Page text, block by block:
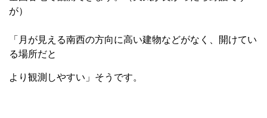
が）
「月が見える南西の方向に高い建物などがなく、開けてい
る場所だと
より観測しやすい」そうです。